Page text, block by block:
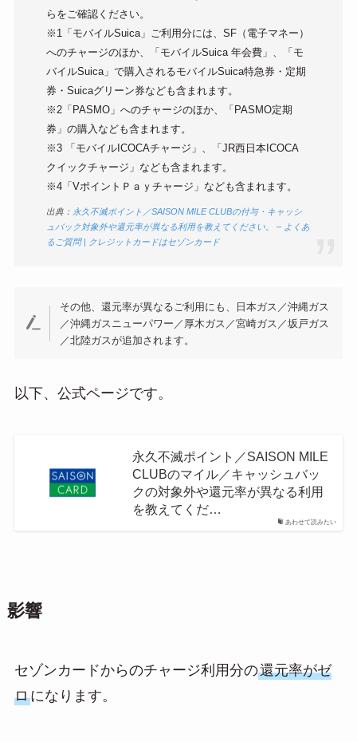
らをご確認ください。
※1「モバイルSuica」ご利用分には、SF（電子マネー）
へのチャージのほか、「モバイルSuica 年会費」、「モ
バイルSuica」で購入されるモバイルSuica特急券・定期
券・Suicaグリーン券なども含まれます。
※2「PASMO」へのチャージのほか、「PASMO定期
券」の購入なども含まれます。
※3 「モバイルICOCAチャージ」、「JR西日本ICOCA
クイックチャージ」なども含まれます。
※4「VポイントＰａｙチャージ」なども含まれます。
出典： 永久不滅ポイント／SAISON MILE CLUBの付与・キャッシ
ュバック対象外や還元率が異なる利用を教えてください。 – よくあ
るご質問 | クレジットカードはセゾンカード
その他、還元率が異なるご利用にも、日本ガス／沖縄ガス
／沖縄ガスニューパワー／厚木ガス／宮崎ガス／坂戸ガス
／北陸ガスが追加されます。
以下、公式ページです。
あわせて読みたい
永久不滅ポイント／SAISON MILE
CLUBのマイル／キャッシュバッ
クの対象外や還元率が異なる利用
を教えてくだ…
影響
セゾンカードからのチャージ利用分の還元率がゼ
ロになります。